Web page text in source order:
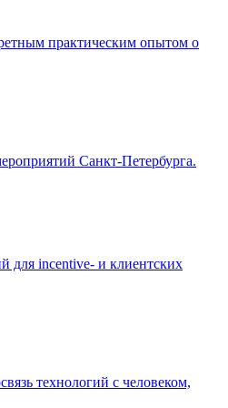
практическим опытом о
Санкт-Петербурга.
для incentive- и клиентских
технологий с человеком,